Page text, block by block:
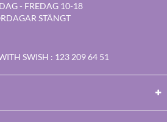
- FREDAG 10-18
STÄNGT
SWISH : 123 209 64 51